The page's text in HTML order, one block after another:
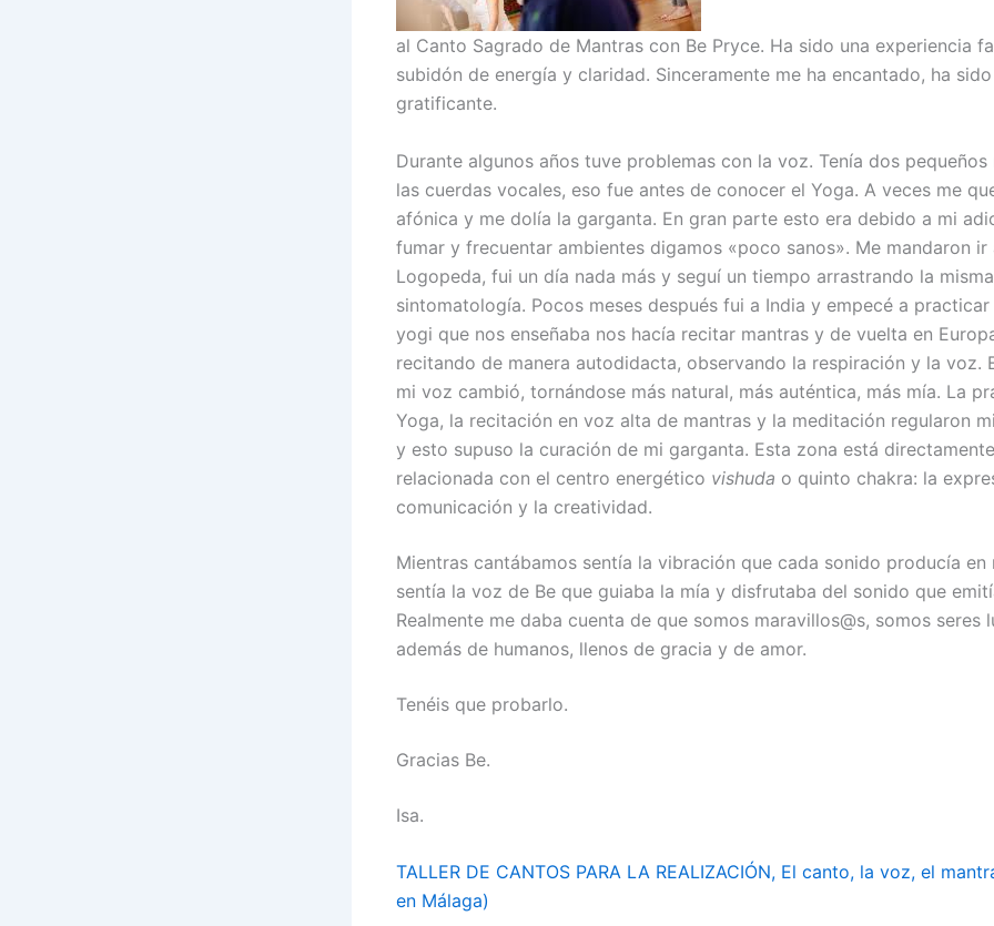
al Canto Sagrado de Mantras con Be Pryce. Ha sido una experiencia
subidón de energía y claridad. Sinceramente me ha encantado, ha
gratificante.
Durante algunos años tuve problemas con la voz. Tenía dos pequeños
las cuerdas vocales, eso fue antes de conocer el Yoga. A veces me
afónica y me dolía la garganta. En gran parte esto era debido a mi
fumar y frecuentar ambientes digamos «poco sanos». Me mandaron ir
Logopeda, fui un día nada más y seguí un tiempo arrastrando la misma
sintomatología. Pocos meses después fui a India y empecé a practicar
yogi que nos enseñaba nos hacía recitar mantras y de vuelta en
recitando de manera autodidacta, observando la respiración y la voz.
mi voz cambió, tornándose más natural, más auténtica, más mía. La
Yoga, la recitación en voz alta de mantras y la meditación regularon
y esto supuso la curación de mi garganta. Esta zona está directamente
relacionada con el centro energético vishuda o quinto chakra: la
comunicación y la creatividad.
Mientras cantábamos sentía la vibración que cada sonido producía en
sentía la voz de Be que guiaba la mía y disfrutaba del sonido que
Realmente me daba cuenta de que somos maravillos@s, somos seres
además de humanos, llenos de gracia y de amor.
Tenéis que probarlo.
Gracias Be.
Isa.
TALLER DE CANTOS PARA LA REALIZACIÓN, El canto, la voz, el
en Málaga)